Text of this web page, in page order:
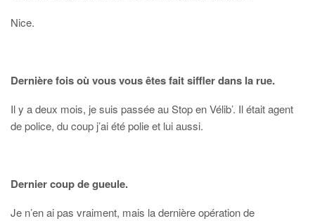
Nice.
Dernière fois où vous vous êtes fait siffler dans la rue.
Il y a deux mois, je suis passée au Stop en Vélib’. Il était agent
de police, du coup j’ai été polie et lui aussi.
Dernier coup de gueule.
Je n’en ai pas vraiment, mais la dernière opération de